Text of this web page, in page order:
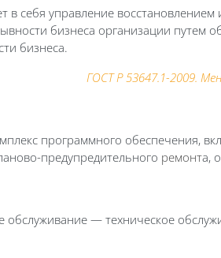
себя управление
бизнеса организации путем
бизнеса.
ГОСТ Р 53647.1-2009.
программного обеспечения,
предупредительного ремонта,
— техническое